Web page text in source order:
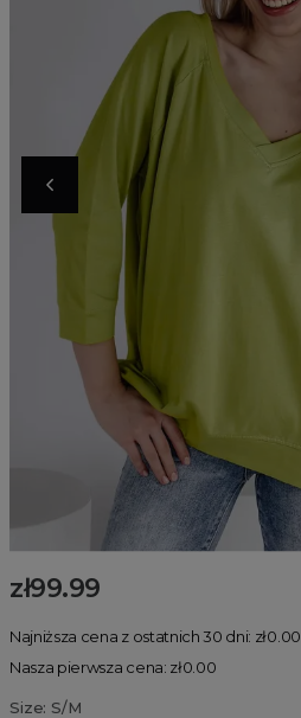
zł99.99
Najniższa cena z ostatnich 30 dni: zł0.00
Nasza pierwsza cena: zł0.00
Size: S/M